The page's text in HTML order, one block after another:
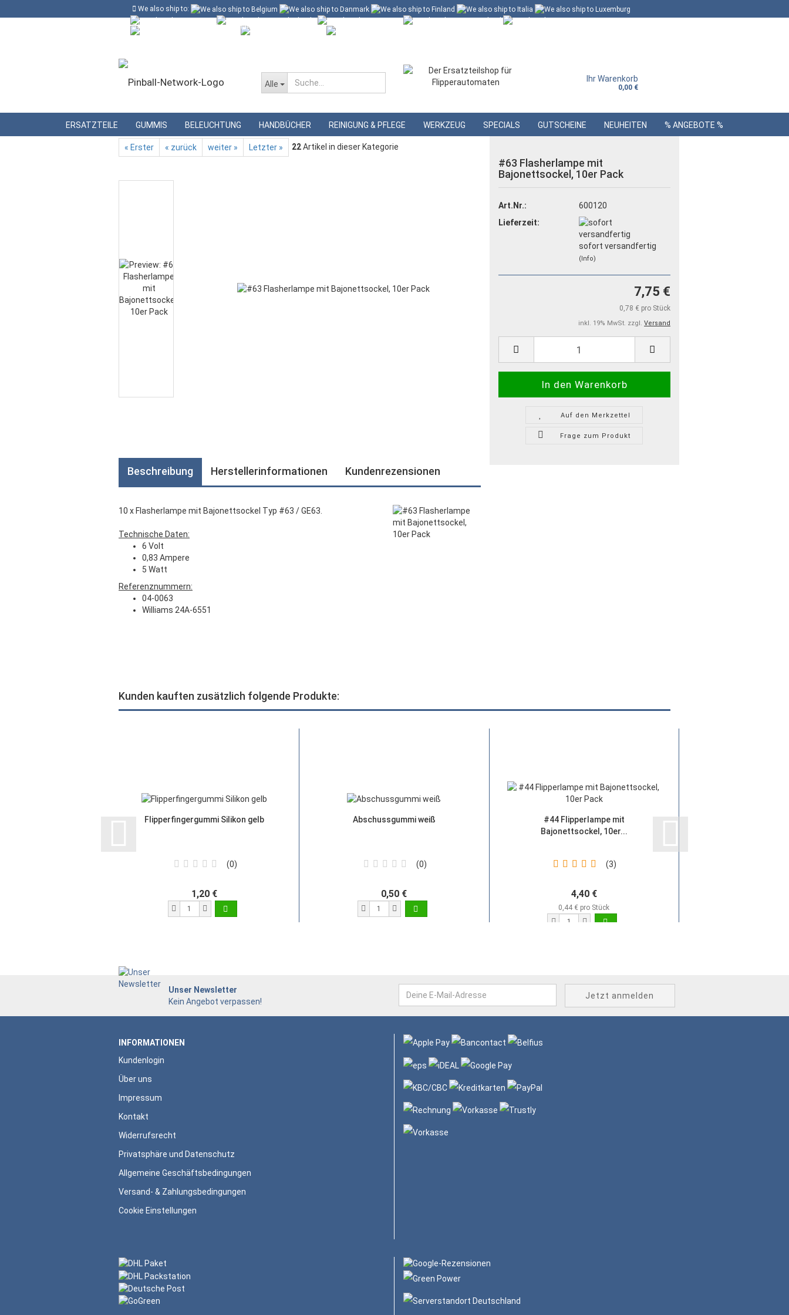
We also ship to:
Kostenloser Versand in Deutschland ab 60 Euro*
Alle
Ihr Warenkorb
0,00 €
ERSATZTEILE GUMMIS BELEUCHTUNG HANDBÜCHER REINIGUNG & PFLEGE WERKZEUG SPECIALS GUTSCHEINE NEUHEITEN % ANGEBOTE %
Startseite » Beleuchtung » Bajonettsockellampen » #63 Flasherlampe mit Bajonettsockel, 10er Pack
« Erster « zurück weiter » Letzter » 22Artikel in dieser Kategorie
#63 Flasherlampe mit
Bajonettsockel, 10er Pack
Art.Nr.:
600120
Lieferzeit:
sofort versandfertig
(Info)
7,75 €
0,78 € pro Stück
inkl. 19% MwSt. zzgl. Versand
Auf den Merkzettel
Frage zum Produkt
Beschreibung Herstellerinformationen Kundenrezensionen
10 x Flasherlampe mit Bajonettsockel Typ #63 / GE63.
Technische Daten:
6 Volt
0,83 Ampere
5 Watt
Referenznummern:
04-0063
Williams 24A-6551
Kunden kauften zusätzlich folgende Produkte:
Flipperfingergummi Silikon gelb
0
1,20 €
Abschussgummi weiß
0
0,50 €
#44 Flipperlampe mit
Bajonettsockel, 10er...
3
4,40 €
0,44 € pro Stück
Unser Newsletter
Kein Angebot verpassen!
INFORMATIONEN
Kundenlogin
Über uns
Impressum
Kontakt
Widerrufsrecht
Privatsphäre und Datenschutz
Allgemeine Geschäftsbedingungen
Versand- & Zahlungsbedingungen
Cookie Einstellungen